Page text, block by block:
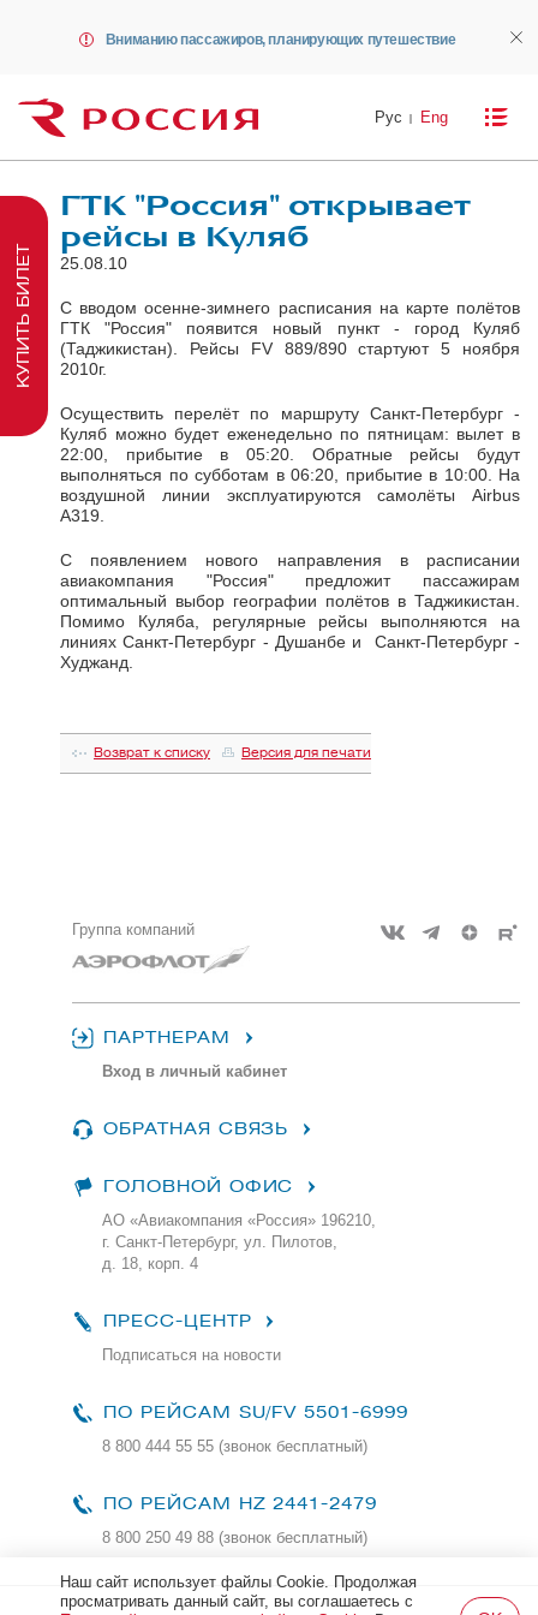
Вниманию пассажиров, планирующих путешествие
Рус Eng
ГТК "Россия" открывает
рейсы в Куляб
25.08.10
С вводом осенне-зимнего расписания на карте полётов
ГТК "Россия" появится новый пункт - город Куляб
(Таджикистан). Рейсы FV 889/890 стартуют 5 ноября
2010г.
Осуществить перелёт по маршруту Санкт-Петербург -
Куляб можно будет еженедельно по пятницам: вылет в
22:00, прибытие в 05:20. Обратные рейсы будут
выполняться по субботам в 06:20, прибытие в 10:00. На
воздушной линии эксплуатируются самолёты Airbus
А319.
С появлением нового направления в расписании
авиакомпания "Россия" предложит пассажирам
оптимальный выбор географии полётов в Таджикистан.
Помимо Куляба, регулярные рейсы выполняются на
линиях Санкт-Петербург - Душанбе и Санкт-Петербург -
Худжанд.
Возврат к списку Версия для печати
Группа компаний
ПАРТНЕРАМ
Вход в личный кабинет
ОБРАТНАЯ СВЯЗЬ
ГОЛОВНОЙ ОФИС
АО «Авиакомпания «Россия» 196210,
г. Санкт-Петербург, ул. Пилотов,
д. 18, корп. 4
ПРЕСС-ЦЕНТР
Подписаться на новости
ПО РЕЙСАМ SU/FV 5501-6999
8 800 444 55 55 (звонок бесплатный)
ПО РЕЙСАМ HZ 2441-2479
8 800 250 49 88 (звонок бесплатный)
КУПИТЬ БИЛЕТ
Наш сайт использует файлы Cookie. Продолжая
просматривать данный сайт, вы соглашаетесь с